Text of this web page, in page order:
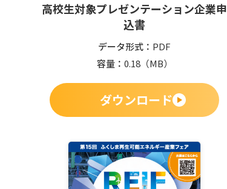
高校生対象プレゼンテーション企業申
込書
データ形式
PDF
容量
0.18（MB）
ダウンロード